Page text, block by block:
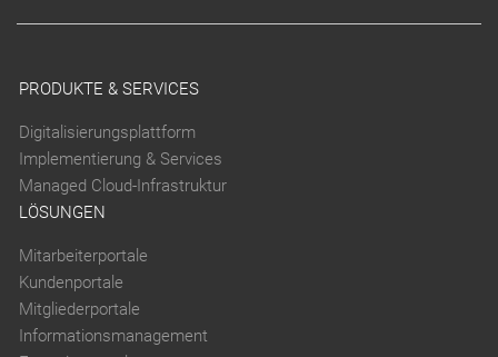
PRODUKTE & SERVICES
Digitalisierungsplattform
Implementierung & Services
Managed Cloud-Infrastruktur
LÖSUNGEN
Mitarbeiterportale
Kundenportale
Mitgliederportale
Informationsmanagement